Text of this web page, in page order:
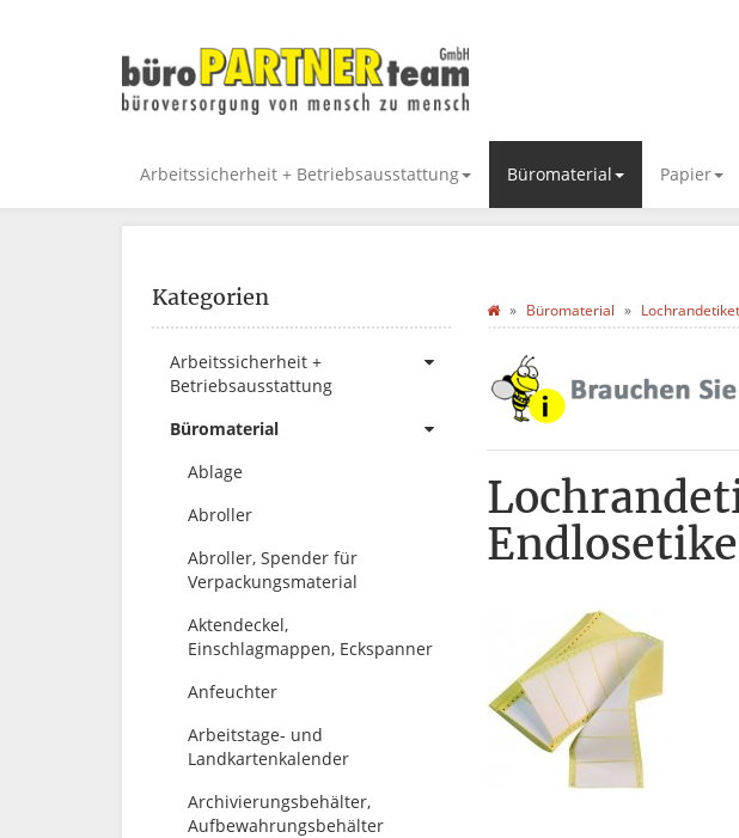
Arbeitssicherheit + Betriebsausstattung Büromaterial Papier
Büromaterial
Kategorien
Arbeitssicherheit +
Betriebsausstattung
Büromaterial
Ablage
Abroller
Abroller, Spender für
Verpackungsmaterial
Aktendeckel,
Einschlagmappen, Eckspanner
Anfeuchter
Arbeitstage- und
Landkartenkalender
Archivierungsbehälter,
Aufbewahrungsbehälter